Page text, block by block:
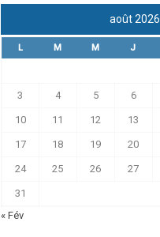
août 2026
L M M J
3 4 5 6
10 11 12 13
17 18 19 20
24 25 26 27
31
« Fév